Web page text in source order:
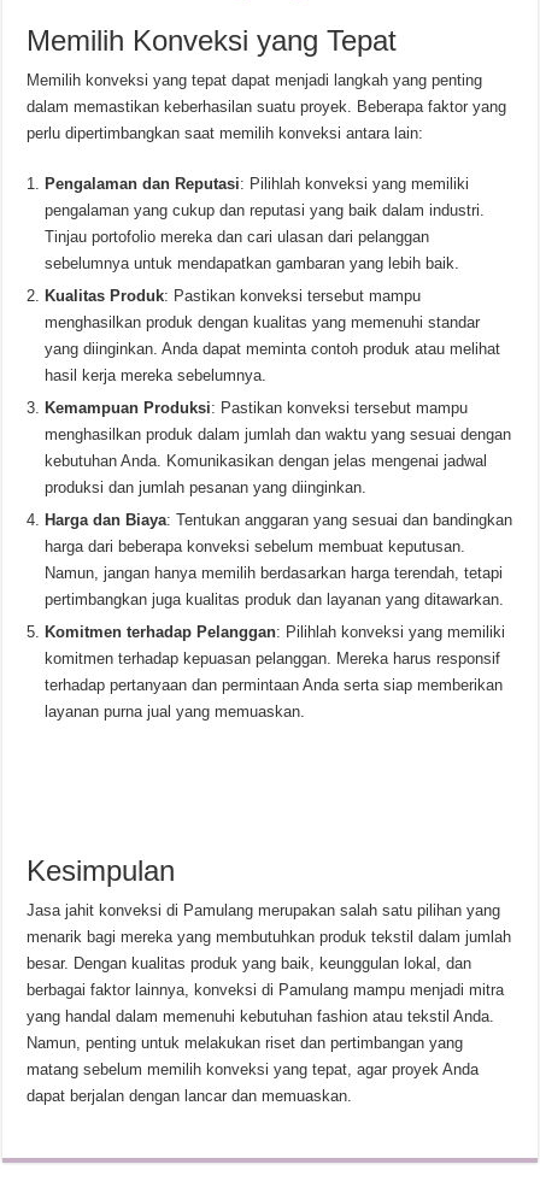
Memilih Konveksi yang Tepat
Memilih konveksi yang tepat dapat menjadi langkah yang penting
dalam memastikan keberhasilan suatu proyek. Beberapa faktor yang
perlu dipertimbangkan saat memilih konveksi antara lain:
Pengalaman dan Reputasi: Pilihlah konveksi yang memiliki
pengalaman yang cukup dan reputasi yang baik dalam industri.
Tinjau portofolio mereka dan cari ulasan dari pelanggan
sebelumnya untuk mendapatkan gambaran yang lebih baik.
Kualitas Produk: Pastikan konveksi tersebut mampu
menghasilkan produk dengan kualitas yang memenuhi standar
yang diinginkan. Anda dapat meminta contoh produk atau melihat
hasil kerja mereka sebelumnya.
Kemampuan Produksi: Pastikan konveksi tersebut mampu
menghasilkan produk dalam jumlah dan waktu yang sesuai dengan
kebutuhan Anda. Komunikasikan dengan jelas mengenai jadwal
produksi dan jumlah pesanan yang diinginkan.
Harga dan Biaya: Tentukan anggaran yang sesuai dan bandingkan
harga dari beberapa konveksi sebelum membuat keputusan.
Namun, jangan hanya memilih berdasarkan harga terendah, tetapi
pertimbangkan juga kualitas produk dan layanan yang ditawarkan.
Komitmen terhadap Pelanggan: Pilihlah konveksi yang memiliki
komitmen terhadap kepuasan pelanggan. Mereka harus responsif
terhadap pertanyaan dan permintaan Anda serta siap memberikan
layanan purna jual yang memuaskan.
Kesimpulan
Jasa jahit konveksi di Pamulang merupakan salah satu pilihan yang
menarik bagi mereka yang membutuhkan produk tekstil dalam jumlah
besar. Dengan kualitas produk yang baik, keunggulan lokal, dan
berbagai faktor lainnya, konveksi di Pamulang mampu menjadi mitra
yang handal dalam memenuhi kebutuhan fashion atau tekstil Anda.
Namun, penting untuk melakukan riset dan pertimbangan yang
matang sebelum memilih konveksi yang tepat, agar proyek Anda
dapat berjalan dengan lancar dan memuaskan.